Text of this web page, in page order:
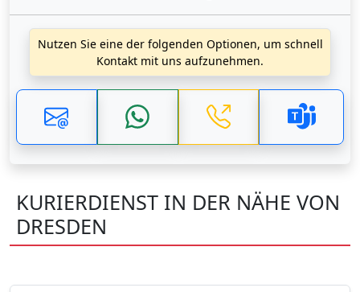
Nutzen Sie eine der folgenden Optionen, um schnell
Kontakt mit uns aufzunehmen.
KURIERDIENST IN DER NÄHE VON
DRESDEN